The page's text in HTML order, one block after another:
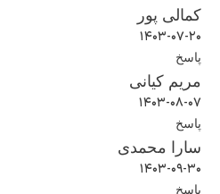
کمالی پور
۱۴۰۳-۰۷-۲۰
پاسخ
مریم کیانی
۱۴۰۳-۰۸-۰۷
پاسخ
سارا محمدی
۱۴۰۳-۰۹-۳۰
پاسخ